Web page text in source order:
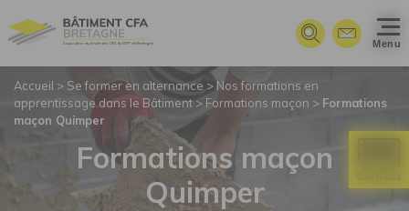
Menu
Accueil > Se former en alternance > Nos formations en
apprentissage dans le Bâtiment > Formations maçon > Formations
maçon Quimper
Formations maçon
Quimper